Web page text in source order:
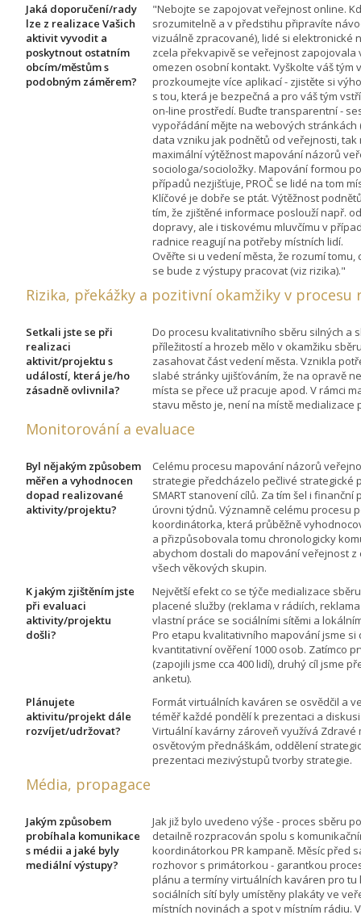
Jaká doporučení/rady
lze z realizace Vašich
aktivit vyvodit a
poskytnout ostatním
obcím/městům s
podobným záměrem?
"Nebojte se zapojovat veřejnost online.
srozumitelně a v předstihu připravíte
vizuálně zpracované), lidé si elektronické
zcela překvapivě se veřejnost zapojovala
omezen osobní kontakt. Vyškolte váš tým
prozkoumejte více aplikací - zjistěte si
s tou, která je bezpečná a pro váš tým
on-line prostředí. Buďte transparentní -
vypořádání mějte na webových
data vzniku jak podnětů od veřejnosti, tak
maximální výtěžnost mapování názorů
sociologa/socioložky. Mapování formou
případů nezjišťuje, PROČ se lidé na tom
Klíčové je dobře se ptát. Výtěžnost
tím, že zjištěné informace poslouží např.
dopravy, ale i tiskovému mluvčímu v
radnice reagují na potřeby místních lidí.
Ověřte si u vedení města, že rozumí
se bude z výstupy pracovat (viz rizika)."
Rizika, překážky a pozitivní okamžiky v procesu
Setkali jste se při
realizaci
aktivit/projektu s
událostí, která je/ho
zásadně ovlivnila?
Do procesu kvalitativního sběru silných a
příležitostí a hrozeb mělo v okamžiku
zasahovat část vedení města. Vznikla
slabé stránky ujišťováním, že na opravě
místa se přece už pracuje apod. V rámci
stavu město je, není na místě
Monitorování a evaluace
Byl nějakým způsobem
měřen a vyhodnocen
dopad realizované
aktivity/projektu?
Celému procesu mapování názorů
strategie předcházelo pečlivé strategické
SMART stanovení cílů. Za tím šel i finanční
úrovni týdnů. Významně celému procesu
koordinátorka, která průběžně
a přizpůsobovala tomu chronologicky
abychom dostali do mapování veřejnost z
všech věkových skupin.
K jakým zjištěním jste
při evaluaci
aktivity/projektu
došli?
Největší efekt co se týče medializace
placené služby (reklama v rádiích,
vlastní práce se sociálními sítěmi a
Pro etapu kvalitativního mapování jsme si
kvantitativní ověření 1000 osob. Zatímco
(zapojili jsme cca 400 lidí), druhý cíl jsme
anketu).
Plánujete
aktivitu/projekt dále
rozvíjet/udržovat?
Formát virtuálních kaváren se osvědčil a
téměř každé pondělí k prezentaci a
Virtuální kavárny zároveň využívá Zdravé
osvětovým přednáškám, oddělení
prezentaci mezivýstupů tvorby strategie.
Média, propagace
Jakým způsobem
probíhala komunikace
s médii a jaké byly
mediální výstupy?
Jak již bylo uvedeno výše - proces sběru
detailně rozpracován spolu s
koordinátorkou PR kampaně. Měsíc před
rozhovor s primátorkou - garantkou
plánu a termíny virtuálních kaváren pro tu
sociálních sítí byly umístěny plakáty ve
místních novinách a spot v místním rádiu.